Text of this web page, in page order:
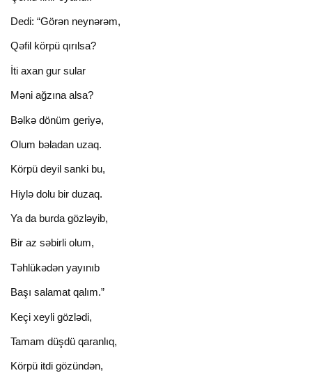
Dedi: “Görən neynərəm,
Qəfil körpü qırılsa?
İti axan gur sular
Məni ağzına alsa?
Bəlkə dönüm geriyə,
Olum bəladan uzaq.
Körpü deyil sanki bu,
Hiylə dolu bir duzaq.
Ya da burda gözləyib,
Bir az səbirli olum,
Təhlükədən yayınıb
Başı salamat qalım.”
Keçi xeyli gözlədi,
Tamam düşdü qaranlıq,
Körpü itdi gözündən,